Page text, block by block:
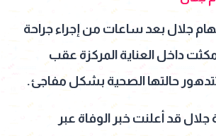
جلال بعد ساعات من إجراء جراحة
داخل العناية المركزة عقب
حالتها الصحية بشكل مفاجئ.
جلال قد أعلنت خبر الوفاة عبر